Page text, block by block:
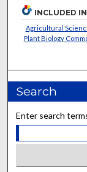
INCLUDED IN
Agricultural
Plant Biology
Search
Enter search